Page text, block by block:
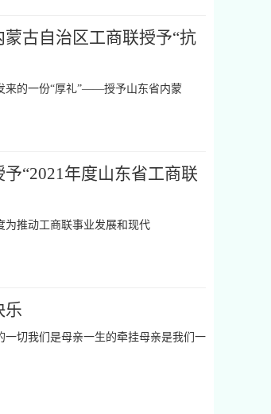
蒙古自治区工商联授予“抗
来的一份“厚礼”——授予山东省内蒙
“2021年度山东省工商联
为推动工商联事业发展和现代
乐
切我们是母亲一生的牵挂母亲是我们一